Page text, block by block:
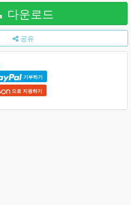
다운로드
공유
기부하기
으로 지원하기